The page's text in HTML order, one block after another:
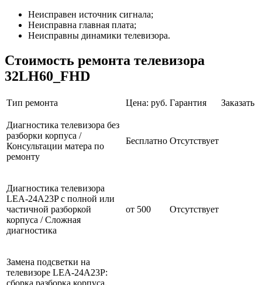
Неисправен источник сигнала;
Неисправна главная плата;
Неисправны динамики телевизора.
Стоимость ремонта телевизора
32LH60_FHD
Тип ремонта Цена: руб. Гарантия Заказать
Диагностика телевизора без
разборки корпуса /
Консультации матера по
ремонту
Бесплатно Отсутствует
Диагностика телевизора
LEA-24A23P с полной или
частичной разборкой
корпуса / Сложная
диагностика
от 500 Отсутствует
Замена подсветки на
телевизоре LEA-24A23P:
сборка разборка корпуса,